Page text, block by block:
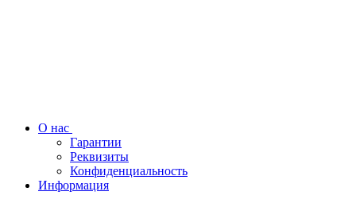
О нас
Гарантии
Реквизиты
Конфиденциальность
Информация